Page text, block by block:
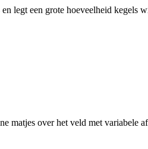
legt een grote hoeveelheid
matjes over het veld met